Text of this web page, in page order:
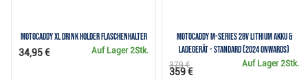
Motocaddy XL Drink Holder Flaschenhalter
Auf Lager2Stk.
34,95 €
Motocaddy M-Series 28V Lithium Akku &
Ladegerät - Standard (2024 onwards)
Auf Lager2Stk.
379 €
359 €